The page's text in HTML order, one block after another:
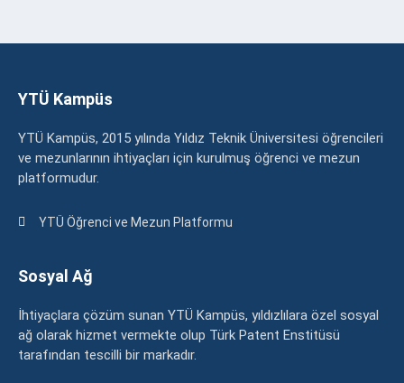
YTÜ Kampüs
YTÜ Kampüs, 2015 yılında Yıldız Teknik Üniversitesi öğrencileri
ve mezunlarının ihtiyaçları için kurulmuş öğrenci ve mezun
platformudur.
YTÜ Öğrenci ve Mezun Platformu
Sosyal Ağ
İhtiyaçlara çözüm sunan YTÜ Kampüs, yıldızlılara özel sosyal
ağ olarak hizmet vermekte olup Türk Patent Enstitüsü
tarafından tescilli bir markadır.